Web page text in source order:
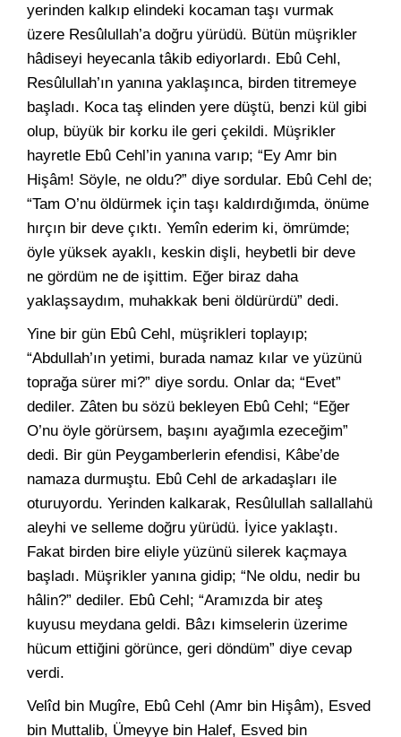
yerinden kalkıp elindeki kocaman taşı vurmak
üzere Resûlullah’a doğru yürüdü. Bütün müşrikler
hâdiseyi heyecanla tâkib ediyorlardı. Ebû Cehl,
Resûlullah’ın yanına yaklaşınca, birden titremeye
başladı. Koca taş elinden yere düştü, benzi kül gibi
olup, büyük bir korku ile geri çekildi. Müşrikler
hayretle Ebû Cehl’in yanına varıp; “Ey Amr bin
Hişâm! Söyle, ne oldu?” diye sordular. Ebû Cehl de;
“Tam O’nu öldürmek için taşı kaldırdığımda, önüme
hırçın bir deve çıktı. Yemîn ederim ki, ömrümde;
öyle yüksek ayaklı, keskin dişli, heybetli bir deve
ne gördüm ne de işittim. Eğer biraz daha
yaklaşsaydım, muhakkak beni öldürürdü” dedi.
Yine bir gün Ebû Cehl, müşrikleri toplayıp;
“Abdullah’ın yetimi, burada namaz kılar ve yüzünü
toprağa sürer mi?” diye sordu. Onlar da; “Evet”
dediler. Zâten bu sözü bekleyen Ebû Cehl; “Eğer
O’nu öyle görürsem, başını ayağımla ezeceğim”
dedi. Bir gün Peygamberlerin efendisi, Kâbe’de
namaza durmuştu. Ebû Cehl de arkadaşları ile
oturuyordu. Yerinden kalkarak, Resûlullah sallallahü
aleyhi ve selleme doğru yürüdü. İyice yaklaştı.
Fakat birden bire eliyle yüzünü silerek kaçmaya
başladı. Müşrikler yanına gidip; “Ne oldu, nedir bu
hâlin?” dediler. Ebû Cehl; “Aramızda bir ateş
kuyusu meydana geldi. Bâzı kimselerin üzerime
hücum ettiğini görünce, geri döndüm” diye cevap
verdi.
Velîd bin Mugîre, Ebû Cehl (Amr bin Hişâm), Esved
bin Muttalib, Ümeyye bin Halef, Esved bin